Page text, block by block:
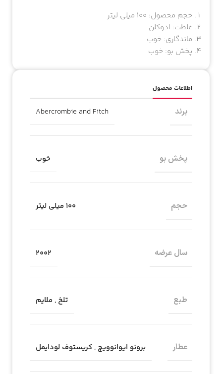
حجم محصول: ۱۰۰ میلی لیتر
غلظت: ادوکلن
ماندگاری: خوب
پخش بو: خوب
اطلاعات محصول
برند Abercrombie and Fitch
پخش بو خوب
حجم ۱۰۰ میلی لیتر
سال عرضه 2002
طبع تلخ , ملایم
عطار برونو ایوانوویچ ,کریستوف لودایمل